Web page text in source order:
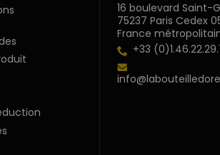
16 boulevard Saint-
75237 Paris Cedex
France
+33